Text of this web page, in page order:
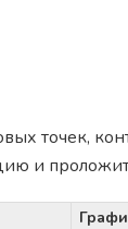
точек,
и